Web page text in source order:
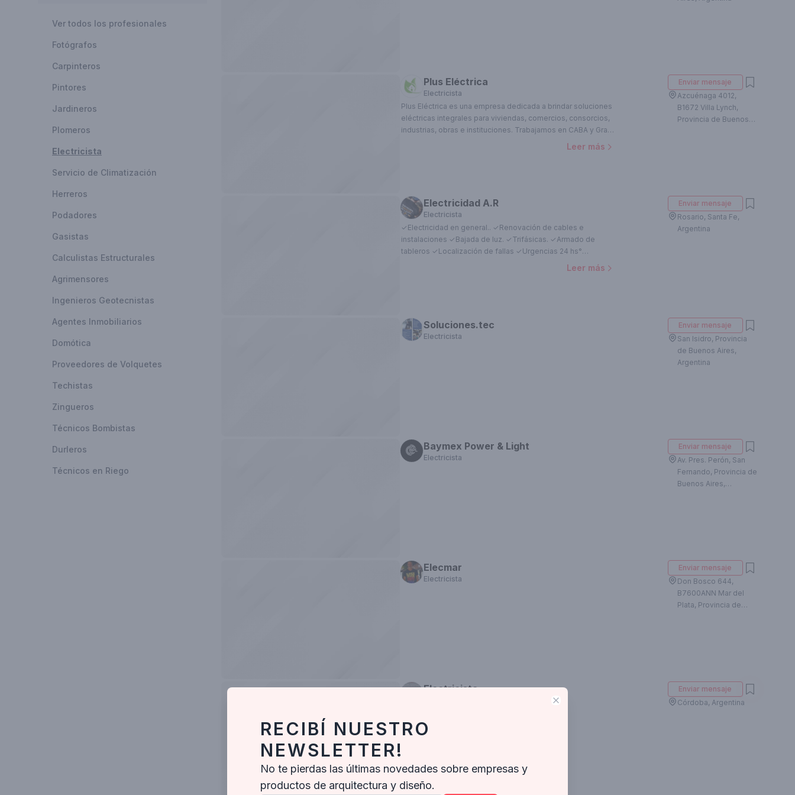
Ver todos los profesionales
Fotógrafos
Carpinteros
Pintores
Jardineros
Plomeros
Electricista
Servicio de Climatización
Herreros
Podadores
Gasistas
Calculistas Estructurales
Agrimensores
Ingenieros Geotecnistas
Agentes Inmobiliarios
Domótica
Proveedores de Volquetes
Techistas
Zingueros
Técnicos Bombistas
Durleros
Técnicos en Riego
Plus Eléctrica
Electricista
Plus Eléctrica es una empresa dedicada a brindar soluciones
eléctricas integrales para viviendas, comercios, consorcios,
industrias, obras e instituciones. Trabajamos en CABA y Gran
Buenos Aires, realizando instalaciones eléctricas, tableros,
mediciones y trámites necesarios para habilitaciones,
nuevos suministros, aumentos de potencia y regularización
de instalaciones eléctricas. Nos enfocamos en brindar un
servicio serio, ordenado y conforme a normativa vigente,
con respaldo profesional matriculado.
Leer más
Enviar mensaje
Azcuénaga 4012,
B1672 Villa Lynch,
Provincia de Buenos
Electricidad A.R
Electricista
✓Electricidad en general.. ✓Renovación de cables e
instalaciones ✓Bajada de luz. ✓Trifásicas. ✓Armado de
tableros ✓Localización de fallas ✓Urgencias 24 hs°
Leer más
Enviar mensaje
Rosario, Santa Fe,
Argentina
Soluciones.tec
Electricista
Enviar mensaje
San Isidro, Provincia
de Buenos Aires,
Argentina
Baymex Power & Light
Electricista
Enviar mensaje
Av. Pres. Perón, San
Fernando, Provincia de
Buenos Aires,
Elecmar
Electricista
Enviar mensaje
Don Bosco 644,
B7600ANN Mar del
Plata, Provincia de
Electricista
Enviar mensaje
Córdoba, Argentina
Close
RECIBÍ NUESTRO
NEWSLETTER!
No te pierdas las últimas novedades sobre empresas y
productos de arquitectura y diseño.